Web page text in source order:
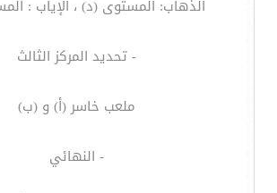
الذهاب: المستوى (د) ، الإياب :
- تحديد المركز الثالث
ملعب خاسر (أ) و (ب)
- النهائي